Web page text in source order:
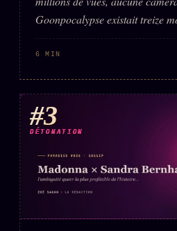
Goonpocalypse existait treize
6 MIN
#3
DÉTONATION